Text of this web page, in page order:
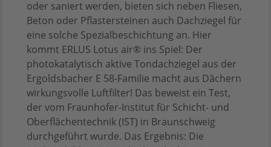
oder saniert werden, bieten sich neben Fliesen,
Beton oder Pflastersteinen auch Dachziegel für
eine solche Spezialbeschichtung an. Hier
kommt ERLUS Lotus air® ins Spiel: Der
photokatalytisch aktive Tondachziegel aus der
Ergoldsbacher E 58-Familie macht aus Dächern
wirkungsvolle Luftfilter! Das beweist ein Test,
der vom Fraunhofer-Institut für Schicht- und
Oberflächentechnik (IST) in Braunschweig
durchgeführt wurde. Das Ergebnis: Die